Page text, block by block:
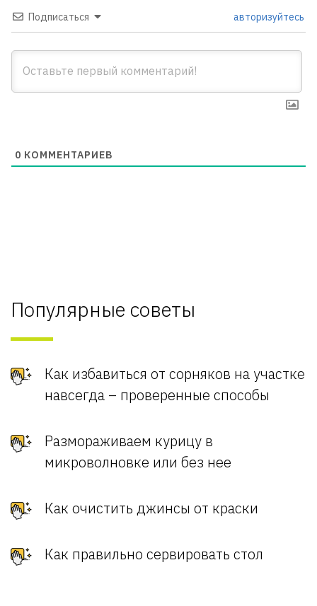
Подписаться авторизуйтесь
0 КОММЕНТАРИЕВ
Популярные советы
Как избавиться от сорняков на участке
навсегда – проверенные способы
Размораживаем курицу в
микроволновке или без нее
Как очистить джинсы от краски
Как правильно сервировать стол